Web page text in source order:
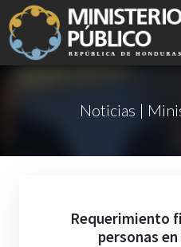
Noticias |
Requerimiento
personas